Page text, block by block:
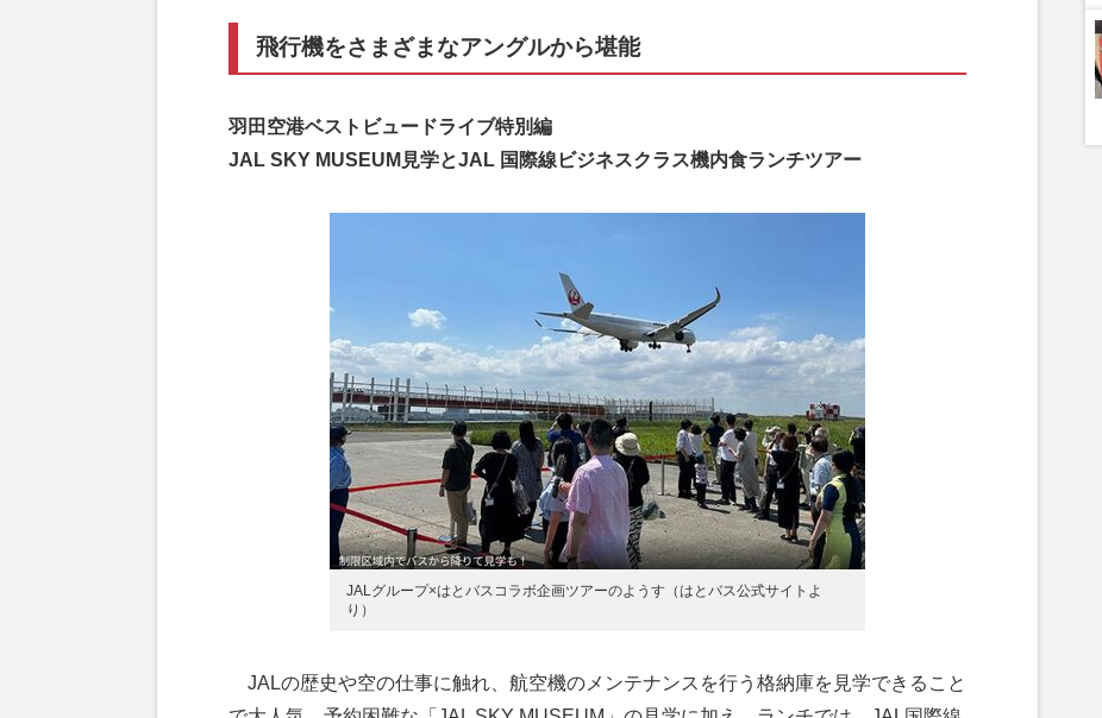
飛行機をさまざまなアングルから堪能
羽田空港ベストビュードライブ特別編
JAL SKY MUSEUM見学とJAL 国際線ビジネスクラス機内食ランチツアー
JALグループ×はとバスコラボ企画ツアーのようす（はとバス公式サイトよ
り）
JALの歴史や空の仕事に触れ、航空機のメンテナンスを行う格納庫を見学できること